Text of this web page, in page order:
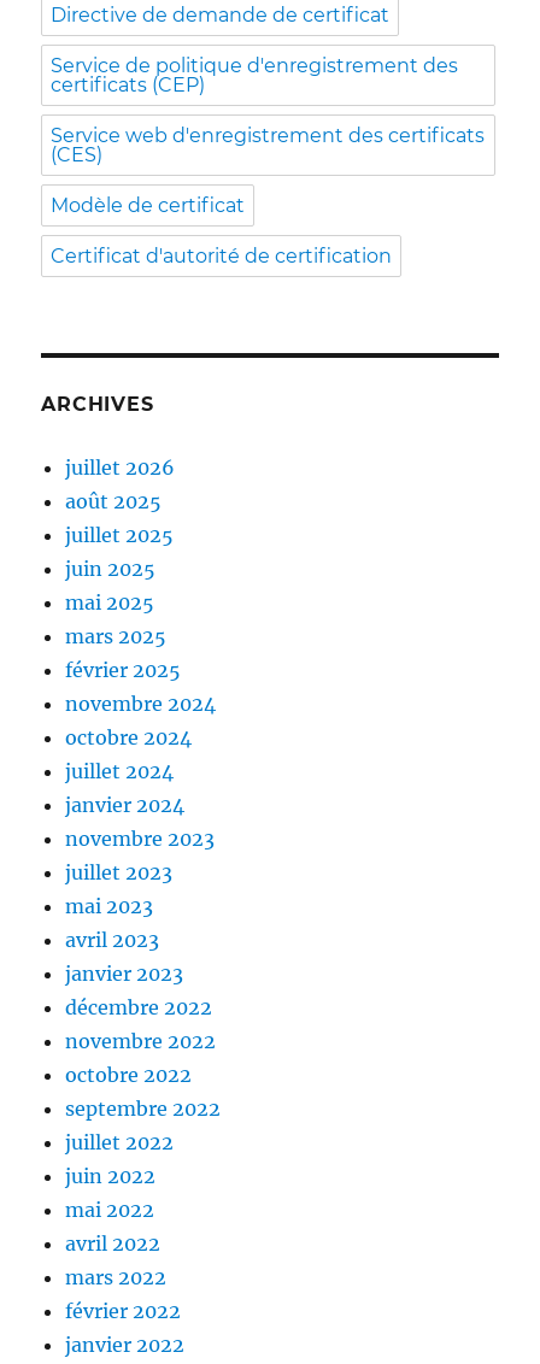
Directive de demande de certificat
Service de politique d'enregistrement des
certificats (CEP)
Service web d'enregistrement des certificats
(CES)
Modèle de certificat
Certificat d'autorité de certification
ARCHIVES
juillet 2026
août 2025
juillet 2025
juin 2025
mai 2025
mars 2025
février 2025
novembre 2024
octobre 2024
juillet 2024
janvier 2024
novembre 2023
juillet 2023
mai 2023
avril 2023
janvier 2023
décembre 2022
novembre 2022
octobre 2022
septembre 2022
juillet 2022
juin 2022
mai 2022
avril 2022
mars 2022
février 2022
janvier 2022